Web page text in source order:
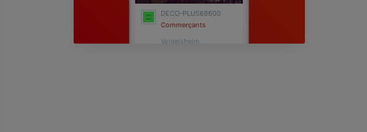
DECO-PLUS68600
Commerçants
Volgelsheim